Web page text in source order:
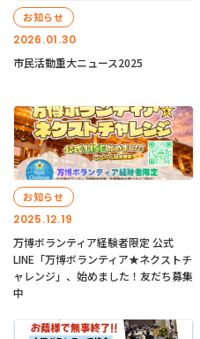
2026.01.30
お知らせ
市民活動重大ニュース2025
2025.12.19
お知らせ
万博ボランティア経験者限定 公式
LINE「万博ボランティア★ネクストチ
ャレンジ」、始めました！友だち募集
中